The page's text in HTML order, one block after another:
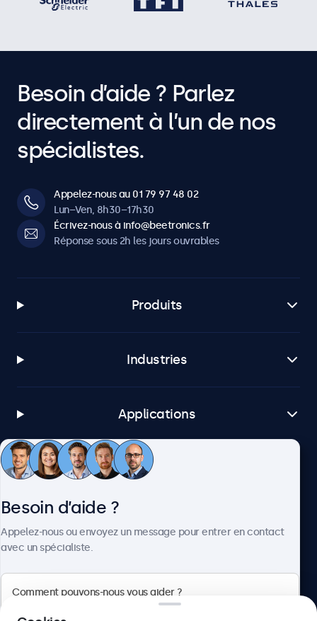
Besoin d’aide ? Parlez
directement à l’un de nos
spécialistes.
Appelez-nous au 01 79 97 48 02
Lun–Ven, 8h30–17h30
Écrivez-nous à info@beetronics.fr
Réponse sous 2h les jours ouvrables
Produits
Industries
Applications
Service client
Besoin d’aide ?
Appelez-nous ou envoyez un message pour entrer en contact
avec un spécialiste.